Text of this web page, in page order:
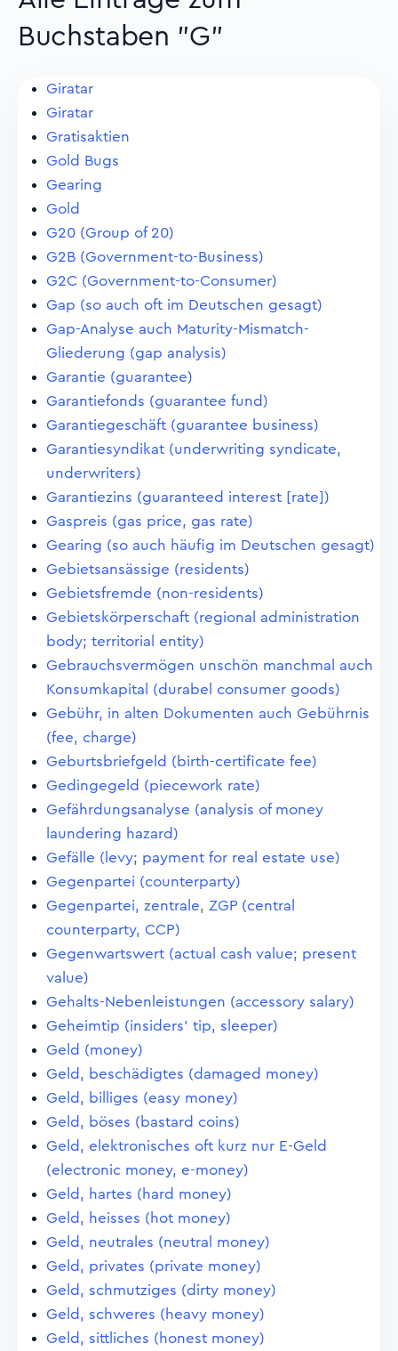
Buchstaben "G"
Giratar
Giratar
Gratisaktien
Gold Bugs
Gearing
Gold
G20 (Group of 20)
G2B (Government-to-Business)
G2C (Government-to-Consumer)
Gap (so auch oft im Deutschen gesagt)
Gap-Analyse auch Maturity-Mismatch-
Gliederung (gap analysis)
Garantie (guarantee)
Garantiefonds (guarantee fund)
Garantiegeschäft (guarantee business)
Garantiesyndikat (underwriting syndicate,
underwriters)
Garantiezins (guaranteed interest [rate])
Gaspreis (gas price, gas rate)
Gearing (so auch häufig im Deutschen gesagt)
Gebietsansässige (residents)
Gebietsfremde (non-residents)
Gebietskörperschaft (regional administration
body; territorial entity)
Gebrauchsvermögen unschön manchmal auch
Konsumkapital (durabel consumer goods)
Gebühr, in alten Dokumenten auch Gebührnis
(fee, charge)
Geburtsbriefgeld (birth-certificate fee)
Gedingegeld (piecework rate)
Gefährdungsanalyse (analysis of money
laundering hazard)
Gefälle (levy; payment for real estate use)
Gegenpartei (counterparty)
Gegenpartei, zentrale, ZGP (central
counterparty, CCP)
Gegenwartswert (actual cash value; present
value)
Gehalts-Nebenleistungen (accessory salary)
Geheimtip (insiders' tip, sleeper)
Geld (money)
Geld, beschädigtes (damaged money)
Geld, billiges (easy money)
Geld, böses (bastard coins)
Geld, elektronisches oft kurz nur E-Geld
(electronic money, e-money)
Geld, hartes (hard money)
Geld, heisses (hot money)
Geld, neutrales (neutral money)
Geld, privates (private money)
Geld, schmutziges (dirty money)
Geld, schweres (heavy money)
Geld, sittliches (honest money)